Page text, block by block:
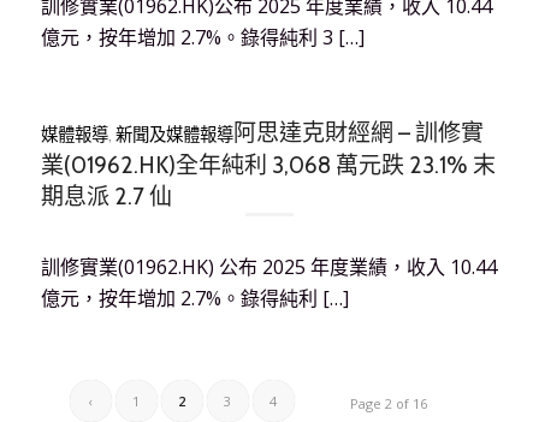
訓修實業(01962.HK)公布 2025 年度業績，收入 10.44
億元，按年增加 2.7%。錄得純利 3 […]
媒體報導, 新聞及媒體報導阿思達克財經網 – 訓修實
業(01962.HK)全年純利 3,068 萬元跌 23.1% 末
期息派 2.7 仙
訓修實業(01962.HK) 公布 2025 年度業績，收入 10.44
億元，按年增加 2.7%。錄得純利 […]
Page 2 of 16
‹ 1 2 3 4